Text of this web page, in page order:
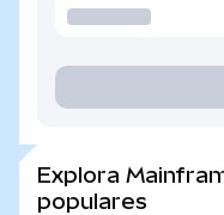
Explora
populares